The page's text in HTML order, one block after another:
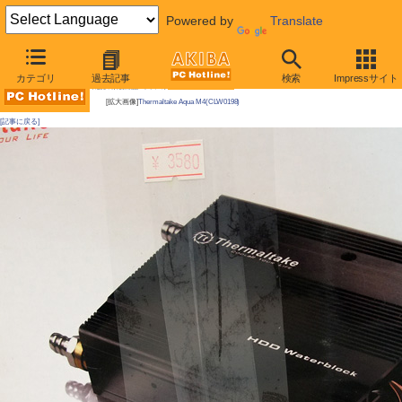
Powered by Translate
カテゴリ 過去記事 検索 Impressサイト
AKIBA PC Hotline! 2010年11月13日号
[拡大画像]Thermaltake Aqua M4(CLW0198)
[記事に戻る]